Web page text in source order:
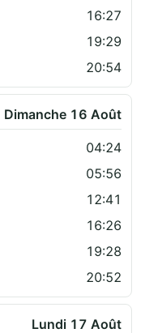
16:27
19:29
20:54
Dimanche 16 Août
04:24
05:56
12:41
16:26
19:28
20:52
Lundi 17 Août